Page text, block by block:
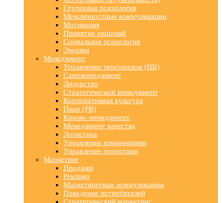
Групповая психология
Межличностные коммуникации
Мотивация
Принятие решений
Социальная психология
Эмоции
Менеджмент
Управление персоналом (HR)
Самоменеджмент
Лидерство
Стратегический менеджмент
Корпоративная культура
Пиар (PR)
Кризис-менеджмент
Менеджмент качества
Логистика
Управление изменениями
Управление проектами
Маркетинг
Продажи
Реклама
Маркетинговые коммуникации
Поведение потребителей